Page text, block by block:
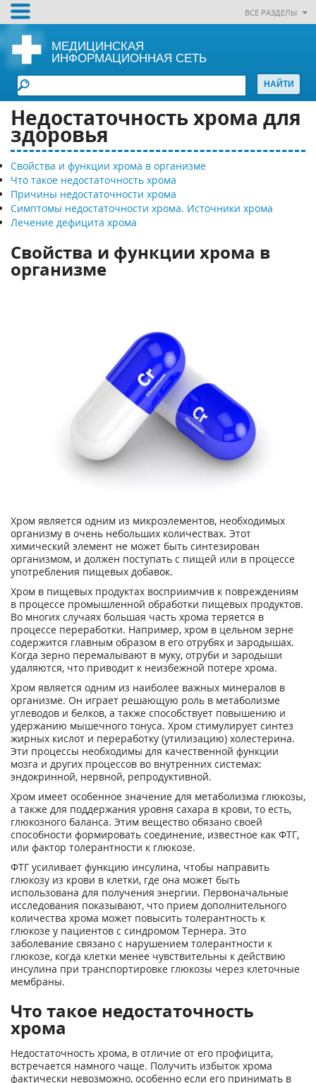
ВСЕ РАЗДЕЛЫ
МЕДИЦИНСКАЯ
ИНФОРМАЦИОННАЯ СЕТЬ
Недостаточность хрома для
здоровья
Свойства и функции хрома в организме
Что такое недостаточность хрома
Причины недостаточности хрома
Симптомы недостаточности хрома. Источники хрома
Лечение дефицита хрома
Свойства и функции хрома в
организме
Хром является одним из микроэлементов, необходимых
организму в очень небольших количествах. Этот
химический элемент не может быть синтезирован
организмом, и должен поступать с пищей или в процессе
употребления пищевых добавок.
Хром в пищевых продуктах восприимчив к повреждениям
в процессе промышленной обработки пищевых продуктов.
Во многих случаях большая часть хрома теряется в
процессе переработки. Например, хром в цельном зерне
содержится главным образом в его отрубях и зародышах.
Когда зерно перемалывают в муку, отруби и зародыши
удаляются, что приводит к неизбежной потере хрома.
Хром является одним из наиболее важных минералов в
организме. Он играет решающую роль в метаболизме
углеводов и белков, а также способствует повышению и
удержанию мышечного тонуса. Хром стимулирует синтез
жирных кислот и переработку (утилизацию) холестерина.
Эти процессы необходимы для качественной функции
мозга и других процессов во внутренних системах:
эндокринной, нервной, репродуктивной.
Хром имеет особенное значение для метаболизма глюкозы,
а также для поддержания уровня сахара в крови, то есть,
глюкозного баланса. Этим вещество обязано своей
способности формировать соединение, известное как ФТГ,
или фактор толерантности к глюкозе.
ФТГ усиливает функцию инсулина, чтобы направить
глюкозу из крови в клетки, где она может быть
использована для получения энергии. Первоначальные
исследования показывают, что прием дополнительного
количества хрома может повысить толерантность к
глюкозе у пациентов с синдромом Тернера. Это
заболевание связано с нарушением толерантности к
глюкозе, когда клетки менее чувствительны к действию
инсулина при транспортировке глюкозы через клеточные
мембраны.
Что такое недостаточность
хрома
Недостаточность хрома, в отличие от его профицита,
встречается намного чаще. Получить избыток хрома
фактически невозможно, особенно если его принимать в